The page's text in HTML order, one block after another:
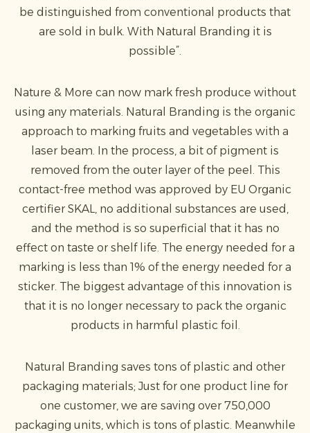
be distinguished from conventional products that
are sold in bulk. With Natural Branding it is
possible”.
Nature & More can now mark fresh produce without
using any materials. Natural Branding is the organic
approach to marking fruits and vegetables with a
laser beam. In the process, a bit of pigment is
removed from the outer layer of the peel. This
contact-free method was approved by EU Organic
certifier SKAL, no additional substances are used,
and the method is so superficial that it has no
effect on taste or shelf life. The energy needed for a
marking is less than 1% of the energy needed for a
sticker. The biggest advantage of this innovation is
that it is no longer necessary to pack the organic
products in harmful plastic foil.
Natural Branding saves tons of plastic and other
packaging materials; Just for one product line for
one customer, we are saving over 750,000
packaging units, which is tons of plastic. Meanwhile